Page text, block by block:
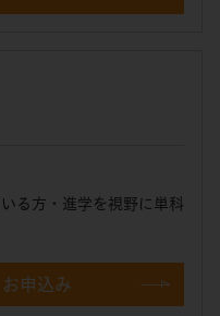
る方・進学を視野に単科
お申込み